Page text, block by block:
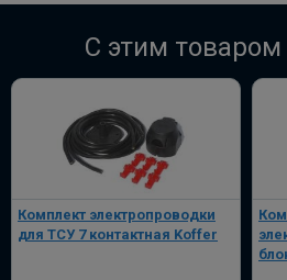
по
Штатная
ПОД ЗАКАЗ ОТ 14
по
C этим
Комплект электропроводки
для ТСУ 7 контактная Koffer